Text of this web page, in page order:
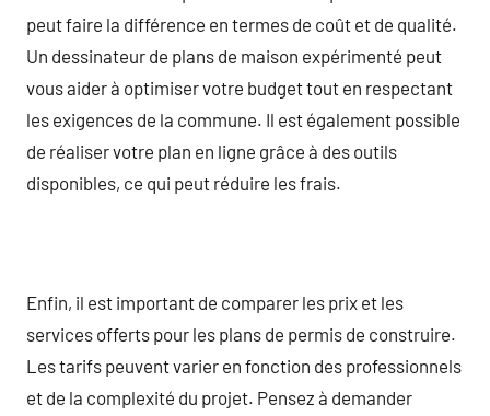
peut faire la différence en termes de coût et de qualité.
Un dessinateur de plans de maison expérimenté peut
vous aider à optimiser votre budget tout en respectant
les exigences de la commune. Il est également possible
de réaliser votre plan en ligne grâce à des outils
disponibles, ce qui peut réduire les frais.
Enfin, il est important de comparer les prix et les
services offerts pour les plans de permis de construire.
Les tarifs peuvent varier en fonction des professionnels
et de la complexité du projet. Pensez à demander